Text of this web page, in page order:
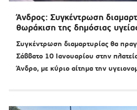
Άνδρος: Συγκέντρωση
θωράκιση της δημόσιας
Συγκέντρωση διαμαρτυρίας θα
Σάββατο 10 Ιανουαρίου στην
Άνδρο, με κύριο αίτημα την